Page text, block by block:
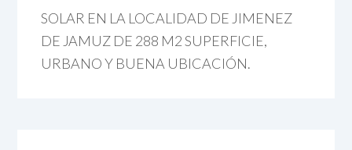
SOLAR EN LA LOCALIDAD DE JIMENEZ
DE JAMUZ DE 288 M2 SUPERFICIE,
URBANO Y BUENA UBICACIÓN.